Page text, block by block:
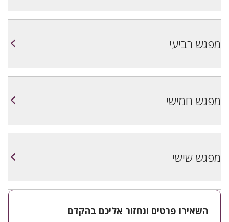
מפגש רביעי <
מפגש חמישי <
מפגש שישי <
השאירו פרטים ונחזור אליכם בהקדם